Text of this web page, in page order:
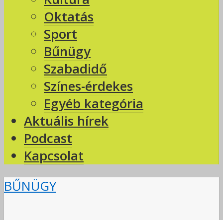
Oktatás
Sport
Bűnügy
Szabadidő
Színes-érdekes
Egyéb kategória
Aktuális hírek
Podcast
Kapcsolat
BŰNÜGY